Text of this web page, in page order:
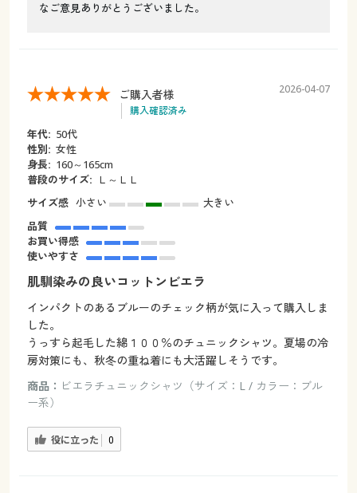
なご意見ありがとうございました。
ご購入者様
購入確認済み
2026-04-07
年代: 50代
性別: 女性
身長: 160～165cm
普段のサイズ: Ｌ～ＬＬ
サイズ感 小さい
大きい
品質
お買い得感
使いやすさ
肌馴染みの良いコットンビエラ
インパクトのあるブルーのチェック柄が気に入って購入しま
した。
うっすら起毛した綿１００％のチュニックシャツ。夏場の冷
房対策にも、秋冬の重ね着にも大活躍しそうです。
商品： ビエラチュニックシャツ（サイズ：L / カラー：ブル
ー系）
役に立った 0